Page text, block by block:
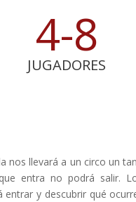
4-8
JUGADORES
nos llevará a un circo un
entra no podrá salir.
entrar y descubrir qué